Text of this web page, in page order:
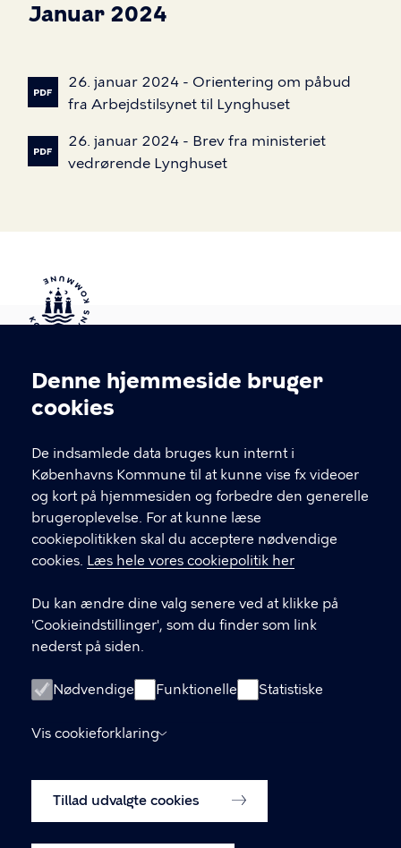
Cookieindstillinger
Denne hjemmeside bruger
cookies
De indsamlede data bruges kun internt i
Københavns Kommune til at kunne vise fx videoer
og kort på hjemmesiden og forbedre den generelle
brugeroplevelse. For at kunne læse
cookiepolitikken skal du acceptere nødvendige
cookies. Læs hele vores cookiepolitik her
Du kan ændre dine valg senere ved at klikke på
'Cookieindstillinger', som du finder som link
nederst på siden.
Nødvendige Funktionelle Statistiske
Vis cookieforklaring
Tillad udvalgte cookies
Januar 2024
26. januar 2024 - Orientering om påbud
fra Arbejdstilsynet til Lynghuset
26. januar 2024 - Brev fra ministeriet
vedrørende Lynghuset
Kontakt Københavns Kommune
T
fFind andre kontakter her
CVR-nummer64942212
GENVEJE
Digital Post
Databeskyttelse
Tilgængelighedserklæring
Om hjemmesiden
Cookiepolitik